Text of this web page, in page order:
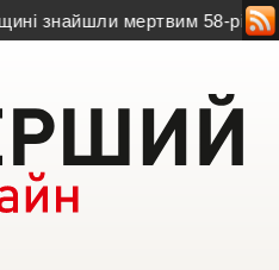
знайшли мертвим 58-річного